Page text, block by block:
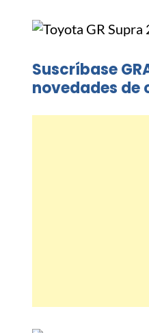
Suscríbase
novedades de